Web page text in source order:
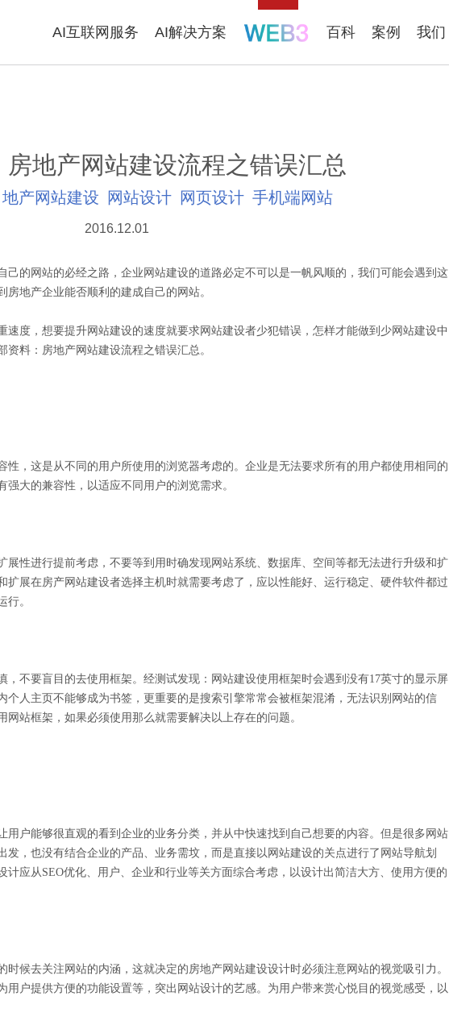
AI互联网服务 AI解决方案 百科 案例 我们
房地产网站建设流程之错误汇总
地产网站建设 网站设计 网页设计 手机端网站
2016.12.01
己的网站的必经之路，企业网站建设的道路必定不可以是一帆风顺的，我们可能会遇到这
地产企业能否顺利的建成自己的网站。
速度，想要提升网站建设的速度就要求网站建设者少犯错误，怎样才能做到少网站建设中
料：房地产网站建设流程之错误汇总。
性，这是从不同的用户所使用的浏览器考虑的。企业是无法要求所有的用户都使用相同的
大的兼容性，以适应不同用户的浏览需求。
展性进行提前考虑，不要等到用时确发现网站系统、数据库、空间等都无法进行升级和扩
扩展在房产网站建设者选择主机时就需要考虑了，应以性能好、运行稳定、硬件软件都过
行。
，不要盲目的去使用框架。经测试发现：网站建设使用框架时会遇到没有17英寸的显示屏
个人主页不能够成为书签，更重要的是搜索引擎常常会被框架混淆，无法识别网站的信
站框架，如果必须使用那么就需要解决以上存在的问题。
用户能够很直观的看到企业的业务分类，并从中快速找到自己想要的内容。但是很多网站
，也没有结合企业的产品、业务需坟，而是直接以网站建设的关点进行了网站导航划
应从SEO优化、用户、企业和行业等关方面综合考虑，以设计出简洁大方、使用方便的
候去关注网站的内涵，这就决定的房地产网站建设设计时必须注意网站的视觉吸引力。
用户提供方便的功能设置等，突出网站设计的艺感。为用户带来赏心悦目的视觉感受，以